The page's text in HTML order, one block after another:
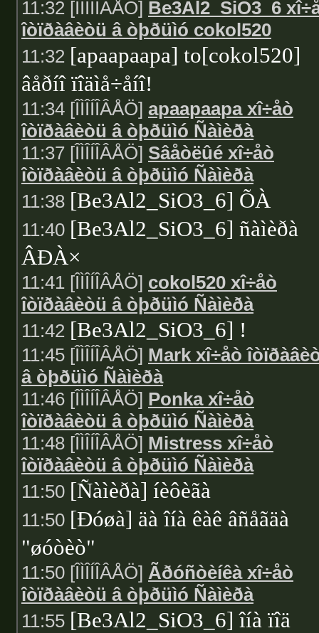
11:32 [ÎÌÎÍÎÂÅÖ] Be3Al2_SiO3_6
îòïðàâèòü â òþðüìó cokol520
11:32 [apaapaapa] to[cokol520]
âåðíî ïîäìå÷åíî!
11:34 [ÎÌÎÍÎÂÅÖ] apaapaapa xî÷åò
îòïðàâèòü â òþðüìó Ñàìèðà
11:37 [ÎÌÎÍÎÂÅÖ] Sâåòëûé xî÷åò
îòïðàâèòü â òþðüìó Ñàìèðà
11:38 [Be3Al2_SiO3_6] ÕÀ
11:40 [Be3Al2_SiO3_6] ñàìèðà
ÂÐÀ×
11:41 [ÎÌÎÍÎÂÅÖ] cokol520 xî÷åò
îòïðàâèòü â òþðüìó Ñàìèðà
11:42 [Be3Al2_SiO3_6] !
11:45 [ÎÌÎÍÎÂÅÖ] Mark xî÷åò
â òþðüìó Ñàìèðà
11:46 [ÎÌÎÍÎÂÅÖ] Ponka xî÷åò
îòïðàâèòü â òþðüìó Ñàìèðà
11:48 [ÎÌÎÍÎÂÅÖ] Mistress xî÷åò
îòïðàâèòü â òþðüìó Ñàìèðà
11:50 [Ñàìèðà] íèôèãà
11:50 [Ðóøà] äà îíà êàê âñåãäà
"øóòèò"
11:50 [ÎÌÎÍÎÂÅÖ] Ãðóñòèíêà xî÷åò
îòïðàâèòü â òþðüìó Ñàìèðà
11:55 [Be3Al2_SiO3_6] îíà ïîä